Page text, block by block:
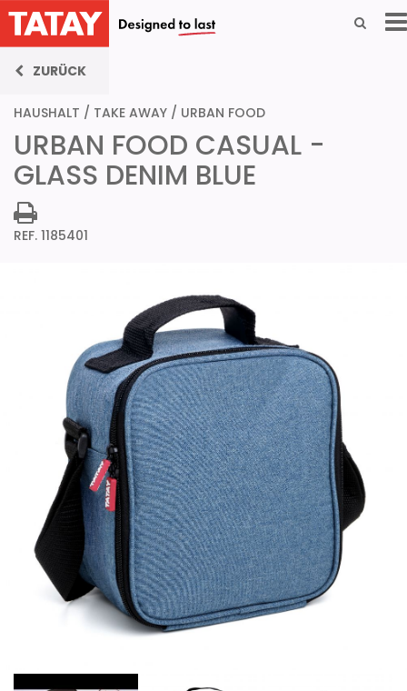
ZURÜCK
HAUSHALT / TAKE AWAY / URBAN FOOD
URBAN FOOD CASUAL -
GLASS DENIM BLUE
REF. 1185401